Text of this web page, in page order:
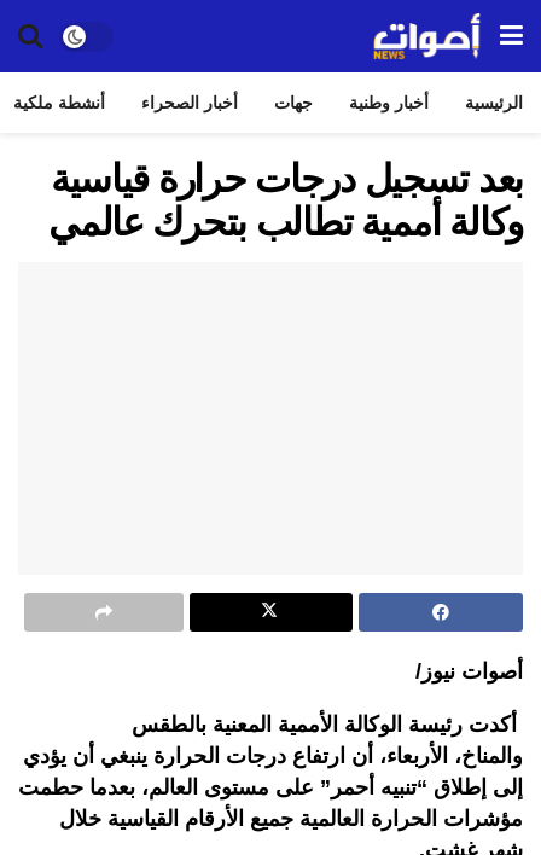
الرئيسية أخبار وطنية جهات أخبار الصحراء أنشطة ملكية
بعد تسجيل درجات حرارة قياسية
وكالة أممية تطالب بتحرك عالمي
أصوات نيوز/
أكدت رئيسة الوكالة الأممية المعنية بالطقس
والمناخ، الأربعاء، أن ارتفاع درجات الحرارة ينبغي أن يؤدي
إلى إطلاق “تنبيه أحمر” على مستوى العالم، بعدما حطمت
مؤشرات الحرارة العالمية جميع الأرقام القياسية خلال
شهر غشت.